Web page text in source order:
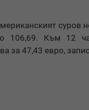
суров
106,69. Към 12
за 47,43 евро,